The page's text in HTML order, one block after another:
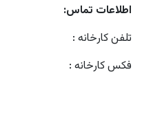
اطلاعات تماس:
تلفن کارخانه :
فکس کارخانه :